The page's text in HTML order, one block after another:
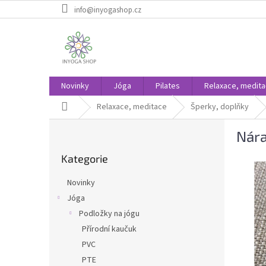
na
info@inyogashop.cz
Novinky Jóga Pilates Relaxace,
Domů Relaxace, meditace Šperky, doplňky
kategorie
Kategorie
Novinky
Jóga
Podložky na jógu
Přírodní kaučuk
PVC
PTE